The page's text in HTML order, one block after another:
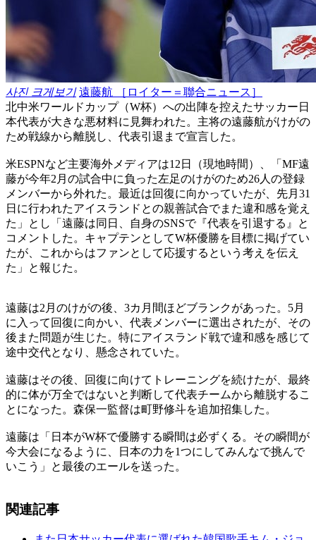
사진 크게보기 遠藤航 ［ロイター＝聯合ニュース］
北中米ワールドカップ（W杯）への出陣を控えたサッカー日
本代表が大きな悪材料に見舞われた。主将の遠藤航がけがの
ため戦線から離脱し、代表引退まで宣言した。
米ESPNなど主要海外メディアは12日（現地時間）、「MF遠
藤が今年2月の試合中に負った左足のけがのため26人の登録
メンバーから外れた。最近は回復に向かっていたが、先月31
日に行われたアイスランドとの親善試合でまた違和感を覚え
た」とし「遠藤は同日、自身のSNSで『代表を引退する』と
コメントした。キャプテンとしてW杯優勝を目標に掲げてい
たが、これからはファンとして応援するという考えを伝え
た」と報じた。
遠藤は2月のけがの後、3カ月間ほどブランクがあった。5月
に入って回復に向かい、代表メンバーに選出されたが、その
後また問題が生じた。特にアイスランド戦で違和感を感じて
途中交代となり、懸念されていた。
遠藤はその後、回復に向けてトレーニングを続けたが、最終
的に体が万全ではないと判断して代表チームから離脱するこ
とになった。森保一監督は町野修斗を追加招集した。
遠藤は「日本がW杯で優勝する瞬間は必ずくる。その瞬間が
今大会になるように、日本の力を1つにしてみんなで挑んで
いこう」と最後のエールを送った。
関連記事